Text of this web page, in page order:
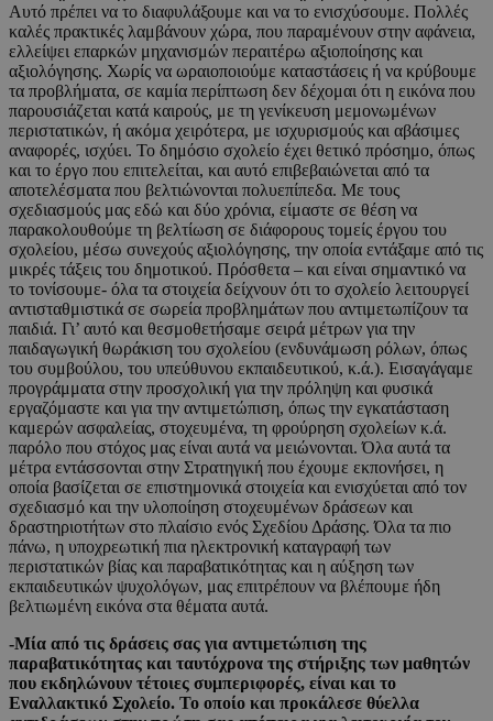
Αυτό πρέπει να το διαφυλάξουμε και να το ενισχύσουμε. Πολλές
καλές πρακτικές λαμβάνουν χώρα, που παραμένουν στην αφάνεια,
ελλείψει επαρκών μηχανισμών περαιτέρω αξιοποίησης και
αξιολόγησης. Χωρίς να ωραιοποιούμε καταστάσεις ή να κρύβουμε
τα προβλήματα, σε καμία περίπτωση δεν δέχομαι ότι η εικόνα που
παρουσιάζεται κατά καιρούς, με τη γενίκευση μεμονωμένων
περιστατικών, ή ακόμα χειρότερα, με ισχυρισμούς και αβάσιμες
αναφορές, ισχύει. Το δημόσιο σχολείο έχει θετικό πρόσημο, όπως
και το έργο που επιτελείται, και αυτό επιβεβαιώνεται από τα
αποτελέσματα που βελτιώνονται πολυεπίπεδα. Με τους
σχεδιασμούς μας εδώ και δύο χρόνια, είμαστε σε θέση να
παρακολουθούμε τη βελτίωση σε διάφορους τομείς έργου του
σχολείου, μέσω συνεχούς αξιολόγησης, την οποία εντάξαμε από τις
μικρές τάξεις του δημοτικού. Πρόσθετα – και είναι σημαντικό να
το τονίσουμε- όλα τα στοιχεία δείχνουν ότι το σχολείο λειτουργεί
αντισταθμιστικά σε σωρεία προβλημάτων που αντιμετωπίζουν τα
παιδιά. Γι’ αυτό και θεσμοθετήσαμε σειρά μέτρων για την
παιδαγωγική θωράκιση του σχολείου (ενδυνάμωση ρόλων, όπως
του συμβούλου, του υπεύθυνου εκπαιδευτικού, κ.ά.). Εισαγάγαμε
προγράμματα στην προσχολική για την πρόληψη και φυσικά
εργαζόμαστε και για την αντιμετώπιση, όπως την εγκατάσταση
καμερών ασφαλείας, στοχευμένα, τη φρούρηση σχολείων κ.ά.
παρόλο που στόχος μας είναι αυτά να μειώνονται. Όλα αυτά τα
μέτρα εντάσσονται στην Στρατηγική που έχουμε εκπονήσει, η
οποία βασίζεται σε επιστημονικά στοιχεία και ενισχύεται από τον
σχεδιασμό και την υλοποίηση στοχευμένων δράσεων και
δραστηριοτήτων στο πλαίσιο ενός Σχεδίου Δράσης. Όλα τα πιο
πάνω, η υποχρεωτική πια ηλεκτρονική καταγραφή των
περιστατικών βίας και παραβατικότητας και η αύξηση των
εκπαιδευτικών ψυχολόγων, μας επιτρέπουν να βλέπουμε ήδη
βελτιωμένη εικόνα στα θέματα αυτά.
-Μία από τις δράσεις σας για αντιμετώπιση της
παραβατικότητας και ταυτόχρονα της στήριξης των μαθητών
που εκδηλώνουν τέτοιες συμπεριφορές, είναι και το
Εναλλακτικό Σχολείο. Το οποίο και προκάλεσε θύελλα